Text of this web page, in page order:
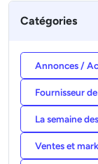
Catégories
Annonces /
Fournisseur
La semaine
Ventes et